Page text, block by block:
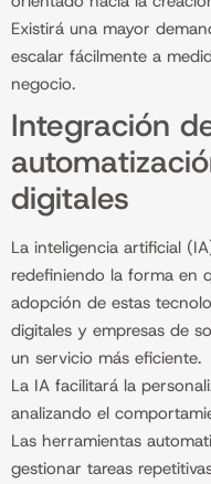
Existirá una mayor
escalar fácilmente a
negocio.
Integración
digitales
La inteligencia artificial
redefiniendo la forma en
adopción de estas
digitales y empresas de
un servicio más eficiente.
La IA facilitará la
analizando el
Las herramientas
gestionar tareas